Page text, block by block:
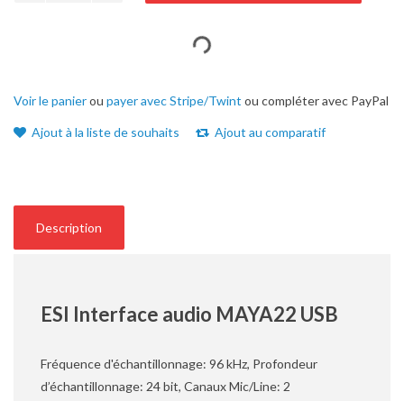
Voir le panierou payer avec Stripe/Twint ou compléter avec PayPal
Ajout à la liste de souhaits Ajout au comparatif
Description
ESI Interface audio MAYA22 USB
Fréquence d'échantillonnage: 96 kHz, Profondeur
d’échantillonnage: 24 bit, Canaux Mic/Line: 2